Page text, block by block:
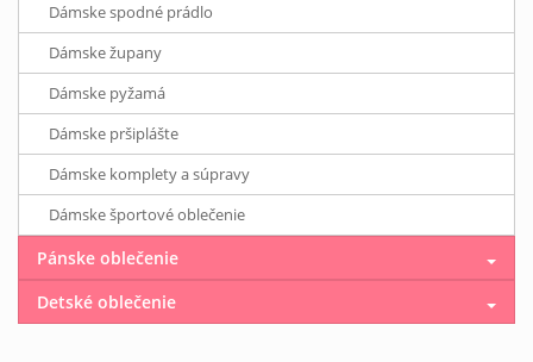
Dámske spodné prádlo
Dámske župany
Dámske pyžamá
Dámske pršiplášte
Dámske komplety a súpravy
Dámske športové oblečenie
Pánske oblečenie
Detské oblečenie